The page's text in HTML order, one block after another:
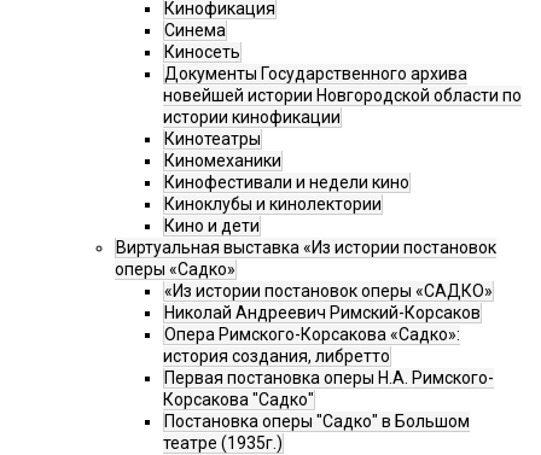
Кинофикация
Синема
Киносеть
Документы Государственного архива
новейшей истории Новгородской области по
истории кинофикации
Кинотеатры
Киномеханики
Кинофестивали и недели кино
Киноклубы и кинолектории
Кино и дети
Виртуальная выставка «Из истории постановок
оперы «Садко»
«Из истории постановок оперы «САДКО»
Николай Андреевич Римский-Корсаков
Опера Римского-Корсакова «Садко»:
история создания, либретто
Первая постановка оперы Н.А. Римского-
Корсакова "Садко"
Постановка оперы "Садко" в Большом
театре (1935г.)